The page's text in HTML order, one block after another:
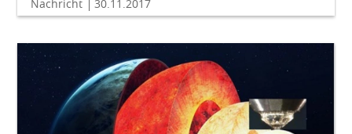
Nachricht 30.11.2017